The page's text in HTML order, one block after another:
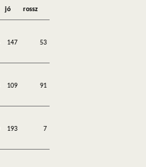
jó rossz
147 53
109 91
193 7